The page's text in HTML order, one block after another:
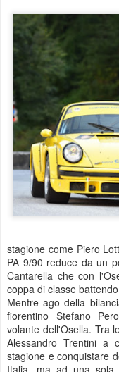
stagione come Piero
PA 9/90 reduce da un
Cantarella che con
coppa di classe
Mentre ago della
fiorentino Stefano
volante dell'Osella. Tra
Alessandro Trentini a
stagione e conquistare